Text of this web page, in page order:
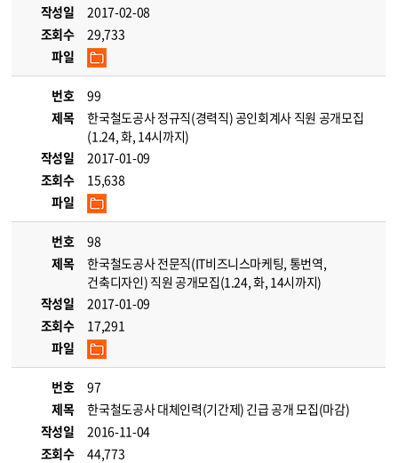
작성일
2017-02-08
조회수
29,733
파일
번호
99
제목
한국철도공사 정규직(경력직) 공인회계사 직원 공개모집
(1.24, 화, 14시까지)
작성일
2017-01-09
조회수
15,638
파일
번호
98
제목
한국철도공사 전문직(IT비즈니스마케팅, 통번역,
건축디자인) 직원 공개모집(1.24, 화, 14시까지)
작성일
2017-01-09
조회수
17,291
파일
번호
97
제목
한국철도공사 대체인력(기간제) 긴급 공개 모집(마감)
작성일
2016-11-04
조회수
44,773